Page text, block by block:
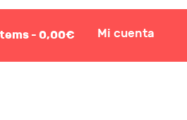
- 0,00€ Mi cuenta